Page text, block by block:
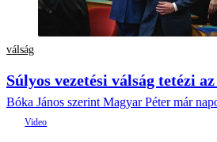
válság
Súlyos vezetési válság tetézi
Bóka János szerint Magyar Péter már